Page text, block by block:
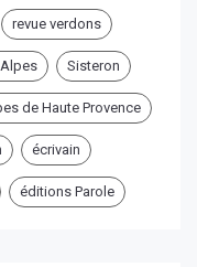
revue verdons
Sisteron
de Haute Provence
écrivain
éditions Parole